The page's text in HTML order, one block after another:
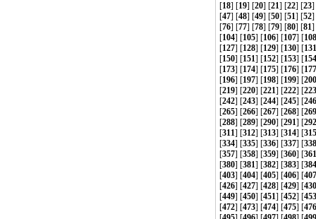
[18] [19] [20] [21] [22] [23]
[47] [48] [49] [50] [51] [52]
[76] [77] [78] [79] [80] [81]
[104] [105] [106] [107] [108
[127] [128] [129] [130] [131
[150] [151] [152] [153] [154
[173] [174] [175] [176] [177
[196] [197] [198] [199] [200
[219] [220] [221] [222] [223
[242] [243] [244] [245] [246
[265] [266] [267] [268] [269
[288] [289] [290] [291] [292
[311] [312] [313] [314] [315
[334] [335] [336] [337] [338
[357] [358] [359] [360] [361
[380] [381] [382] [383] [384
[403] [404] [405] [406] [407
[426] [427] [428] [429] [430
[449] [450] [451] [452] [453
[472] [473] [474] [475] [476